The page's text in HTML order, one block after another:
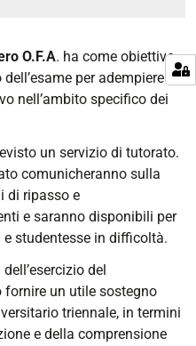
O.F.A. ha come obiettivo,
per adempiere
nell’ambito specifico dei
un servizio di tutorato.
comunicheranno sulla
di ripasso e
e saranno disponibili per
studentesse in difficoltà.
del
un utile sostegno
triennale, in termini
e della comprensione